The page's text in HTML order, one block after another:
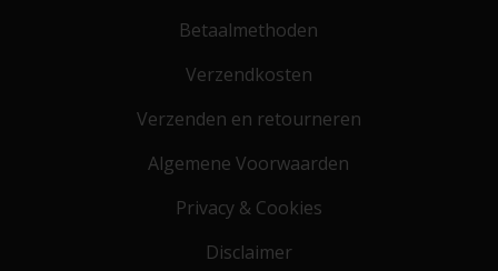
Betaalmethoden
Verzendkosten
Verzenden en retourneren
Algemene Voorwaarden
Privacy & Cookies
Disclaimer